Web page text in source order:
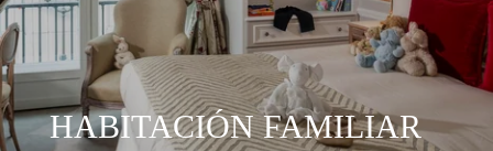
HABITACIÓN FAMILIAR